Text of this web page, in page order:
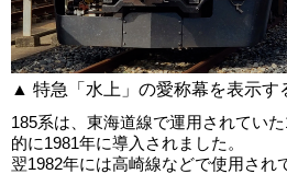
▲ 特急「水上」の愛称幕を表示す
185系は、東海道線で運用されてい
的に1981年に導入されました。
翌1982年には高崎線などで使用され